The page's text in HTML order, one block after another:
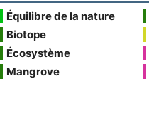
Équilibre de la nature
Biotope
Écosystème
Mangrove